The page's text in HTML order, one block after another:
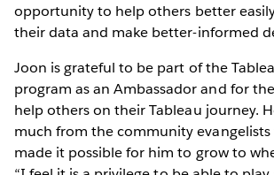
opportunity to help others better
their data and make better-informed
Joon is grateful to be part of the
program as an Ambassador and for
help others on their Tableau journey.
much from the community evangelists
made it possible for him to grow to